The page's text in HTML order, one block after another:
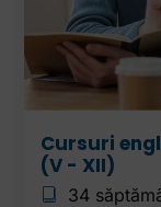
Cursuri
(V - XII)
34